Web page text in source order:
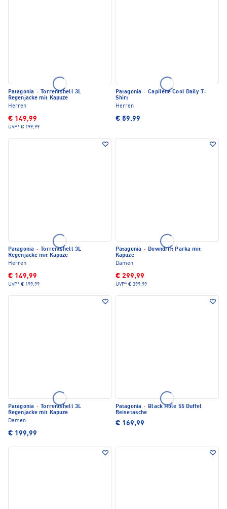
Patagonia ·
Torrentshell 3L
Regenjacke mit Kapuze
Herren
€ 149,99
UVP* € 199,99
Patagonia · Capilene Cool Daily T-
Shirt
Herren
€ 59,99
Patagonia ·
Torrentshell 3L
Regenjacke mit Kapuze
Herren
€ 149,99
UVP* € 199,99
Patagonia · Downdrift Parka mit
Kapuze
Damen
€ 299,99
UVP* € 399,99
Patagonia ·
Torrentshell 3L
Regenjacke mit Kapuze
Damen
€ 199,99
Patagonia · Black Hole 55 Duffel
Reisetasche
€ 169,99